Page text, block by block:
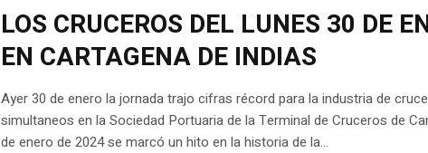
LOS CRUCEROS DEL LUNES 30 DE
EN CARTAGENA DE INDIAS
Ayer 30 de enero la jornada trajo cifras récord para la industria de
simultaneos en la Sociedad Portuaria de la Terminal de Cruceros de
de enero de 2024 se marcó un hito en la historia de la...